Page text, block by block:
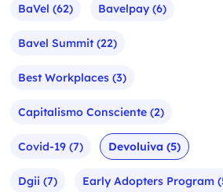
BaVel (62) Bavelpay(6)
Bavel Summit(22)
Best Workplaces(3)
Capitalismo Consciente(2)
Covid-19(7) Devoluiva (5)
Dgii (7) Early Adopters Program